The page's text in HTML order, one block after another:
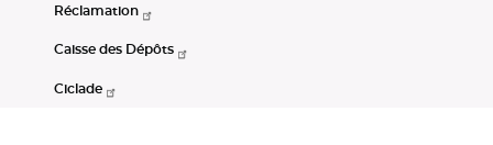
Réclamation
Caisse des Dépôts
Ciclade